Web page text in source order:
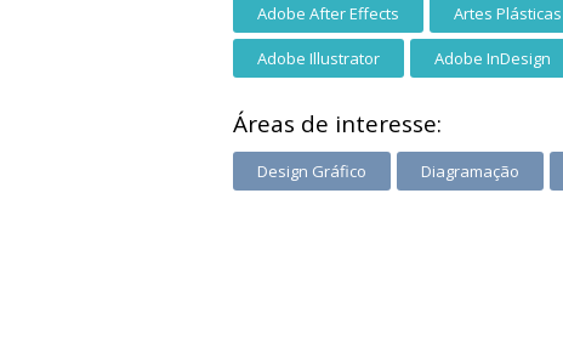
Adobe After Effects Artes Plásticas
Adobe Illustrator Adobe InDesign
Áreas de interesse:
Design Gráfico Diagramação